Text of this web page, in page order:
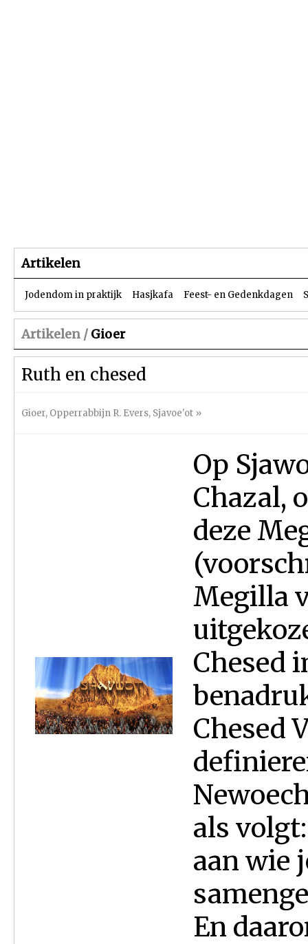
Artikelen
Jodendom in praktijk Hasjkafa Feest- en Gedenkdagen
Artikelen / Gioer
Ruth en chesed
Gioer, Opperrabbijn R. Evers, Sjavoe'ot »
Op
Chazal,
deze
Megilla
Chesed
Chesed
als
aan wie
En